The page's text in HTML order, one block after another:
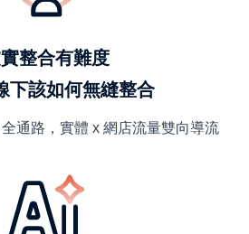
整合有難度
下該如何無縫整合
通路，實體 x 網店流量雙向導流